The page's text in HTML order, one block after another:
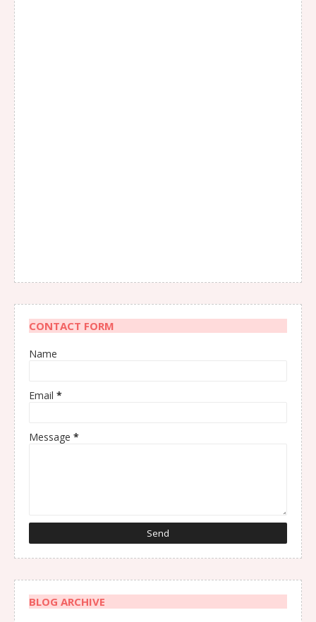
CONTACT FORM
Name
Email *
Message *
BLOG ARCHIVE